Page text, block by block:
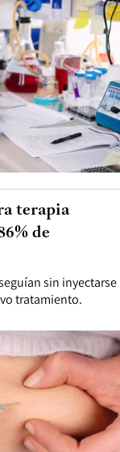
sin inyectarse
tratamiento.
terapia
de